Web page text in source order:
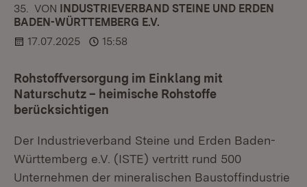
35. KOMMENTAR
VON :INDUSTRIEVERBAND STEINE UND ERDEN
BADEN-WÜRTTEMBERG E.V.
17.07.2025
15:58
Rohstoffversorgung im Einklang mit
Naturschutz – heimische Rohstoffe
berücksichtigen
Der Industrieverband Steine und Erden Baden-
Württemberg e.V. (ISTE) vertritt rund 500
Unternehmen der mineralischen Baustoffindustrie